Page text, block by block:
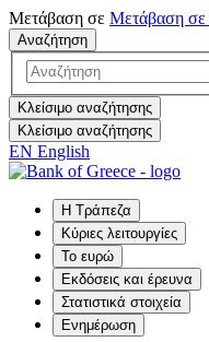
Μετάβαση σε Μετάβαση σε
Αναζήτηση
Κλείσιμο αναζήτησης
Κλείσιμο αναζήτησης
EN English
Η Τράπεζα
Κύριες λειτουργίες
Το ευρώ
Εκδόσεις και έρευνα
Στατιστικά στοιχεία
Ενημέρωση